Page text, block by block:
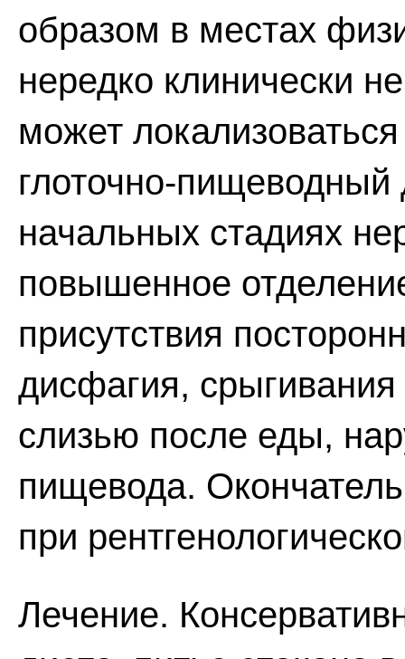
образом в местах
нередко клинически
может
глоточно-пищеводный
начальных стадиях
повышенное
присутствия
дисфагия,
слизью после еды,
пищевода.
при
Лечение.